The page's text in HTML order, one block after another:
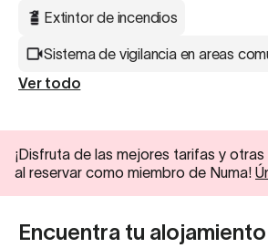
Extintor de incendios
Sistema de vigilancia en areas
Ver todo
¡Disfruta de las mejores tarifas y
al reservar como miembro de Numa!
Encuentra tu